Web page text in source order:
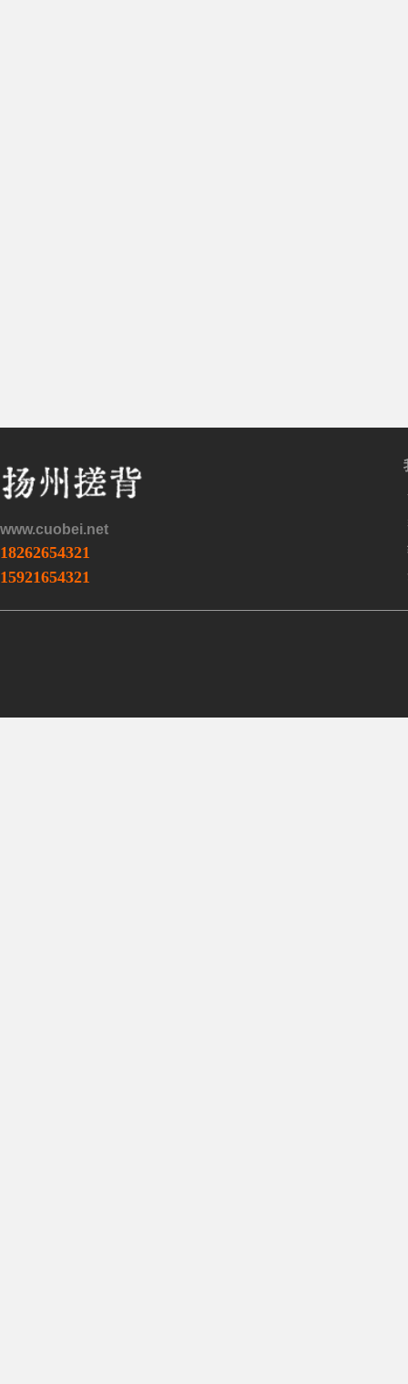
www.cuobei.net
18262654321
15921654321